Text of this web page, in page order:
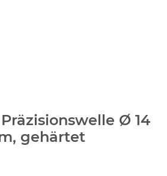
Ø 14
gehärtet